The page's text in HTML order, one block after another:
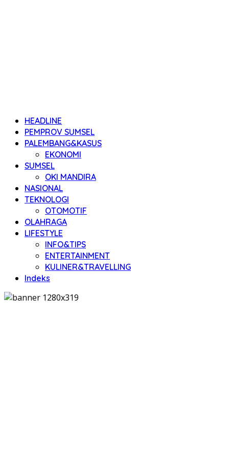
HEADLINE
PEMPROV SUMSEL
PALEMBANG&KASUS
EKONOMI
SUMSEL
OKI MANDIRA
NASIONAL
TEKNOLOGI
OTOMOTIF
OLAHRAGA
LIFESTYLE
INFO&TIPS
ENTERTAINMENT
KULINER&TRAVELLING
Indeks